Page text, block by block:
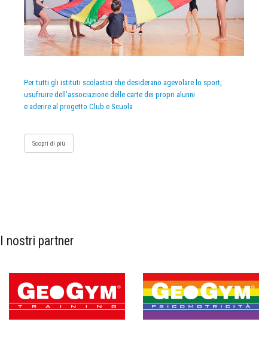
Per tutti gli istituti scolastici che desiderano agevolare lo sport,
usufruire dell’associazione delle carte dei propri alunni
e aderire al progetto Club e Scuola
Scopri di più
I nostri partner